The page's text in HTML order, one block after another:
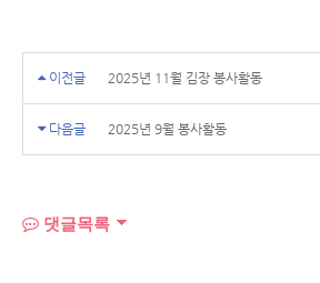
이전글 2025년 11월 김장 봉사활동
다음글 2025년 9월 봉사활동
댓글목록